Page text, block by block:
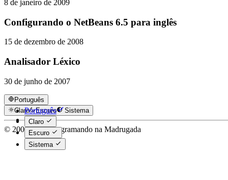
8 de janeiro de 2009
Configurando o NetBeans 6.5 para inglês
15 de dezembro de 2008
Analisador Léxico
30 de junho de 2007
Português
Português
English
Claro Escuro
Sistema
Claro
Escuro
Sistema
© 2006-2026 Programando na Madrugada